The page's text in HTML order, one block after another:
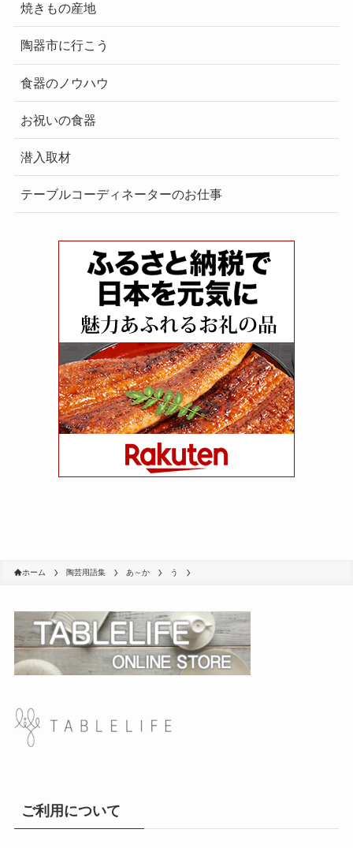
焼きもの産地
陶器市に行こう
食器のノウハウ
お祝いの食器
潜入取材
テーブルコーディネーターのお仕事
ホーム 陶芸用語集 あ～か う
ご利用について